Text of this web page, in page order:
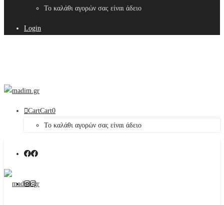
Το καλάθι αγορών σας είναι άδειο
Login
CartCart0
Το καλάθι αγορών σας είναι άδειο